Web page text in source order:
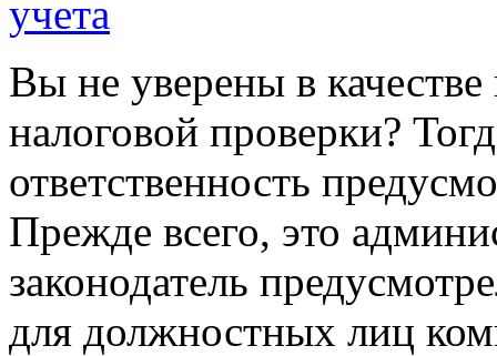
учета
Вы не уверены в
налоговой проверки?
ответственность
Прежде всего, это
законодатель
для должностных лиц